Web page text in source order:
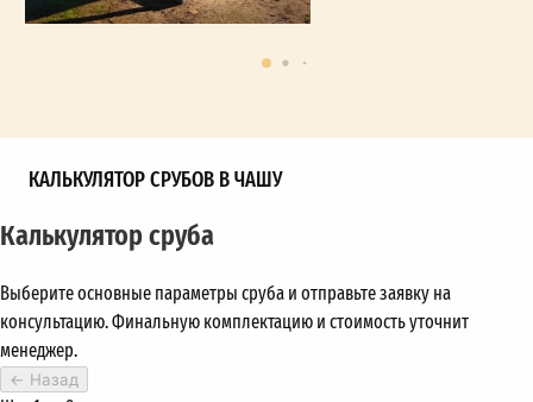
КАЛЬКУЛЯТОР СРУБОВ В ЧАШУ
Калькулятор сруба
Выберите основные параметры сруба и отправьте заявку на
консультацию. Финальную комплектацию и стоимость уточнит
менеджер.
← Назад